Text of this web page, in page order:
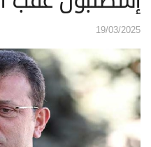
19/03/2025